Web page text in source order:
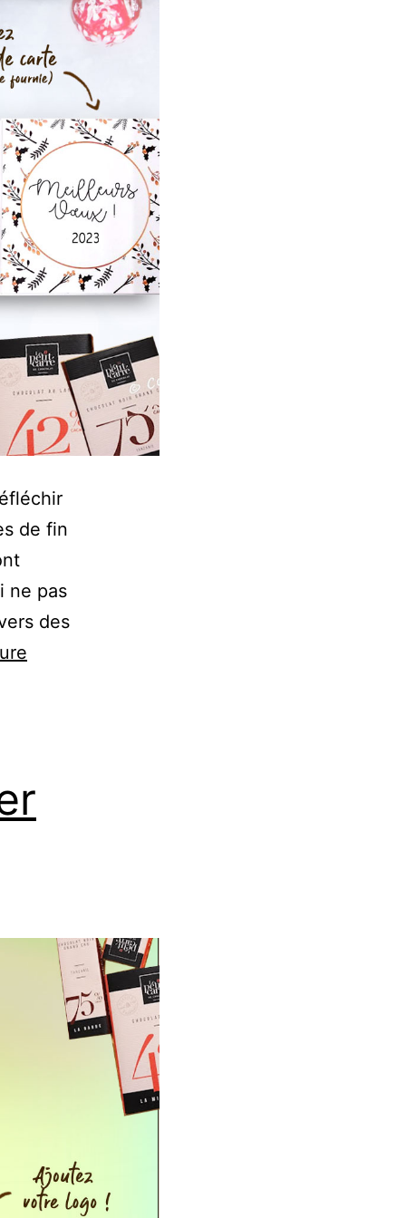
de fin
ne pas
des